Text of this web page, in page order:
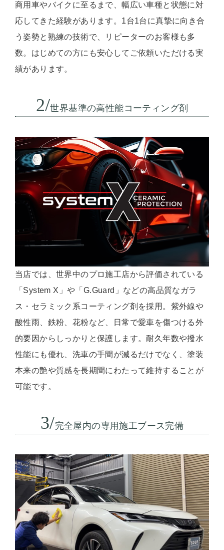
商用車やバイクに至るまで、幅広い車種と状態に対
応してきた経験があります。1台1台に真摯に向き合
う姿勢と熟練の技術で、リピーターのお客様も多
数。はじめての方にも安心してご依頼いただける実
績があります。
2/世界基準の高性能コーティング剤
当店では、世界中のプロ施工店から評価されている
「System X」や「G.Guard」などの高品質なガラ
ス・セラミック系コーティング剤を採用。紫外線や
酸性雨、鉄粉、花粉など、日常で愛車を傷つける外
的要因からしっかりと保護します。耐久年数や撥水
性能にも優れ、洗車の手間が減るだけでなく、塗装
本来の艶や質感を長期間にわたって維持することが
可能です。
3/完全屋内の専用施工ブース完備